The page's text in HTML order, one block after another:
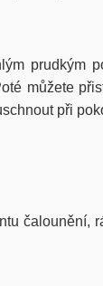
prudkým
můžete
při
čalounění,